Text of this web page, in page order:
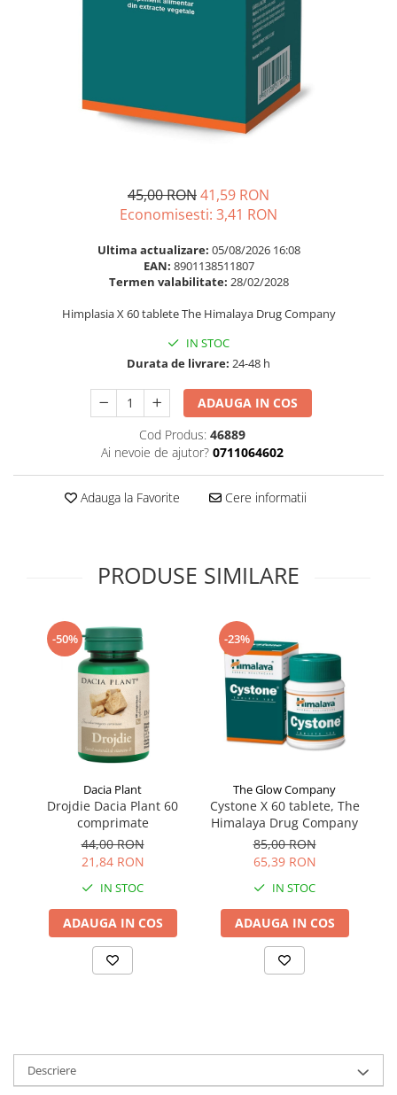
Slabire si control greutate
Somn stres si anxietate
Supliment Calciu
Supliment Complexe
Supliment Vitamina B
Supliment Vitamina C
Supliment Vitamina D3
Supliment Vitamina E
Tincturi si Gemoderivate
45,00 RON41,59 RON
Economisesti: 3,41 RON
Ultima actualizare: 05/08/2026 16:08
EAN: 8901138511807
Termen valabilitate: 28/02/2028
Himplasia X 60 tablete The Himalaya Drug Company
IN STOC
Durata de livrare: 24-48 h
ADAUGA IN COS
Cod Produs: 46889
Ai nevoie de ajutor? 0711064602
Adauga la Favorite Cere informatii
PRODUSE SIMILARE
-50%
Dacia Plant
Drojdie Dacia Plant 60
comprimate
44,00 RON
21,84 RON
IN STOC
ADAUGA IN COS
-23%
The Glow Company
Cystone X 60 tablete, The
Himalaya Drug Company
85,00 RON
65,39 RON
IN STOC
ADAUGA IN COS
Descriere